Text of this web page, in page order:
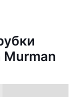
Murman